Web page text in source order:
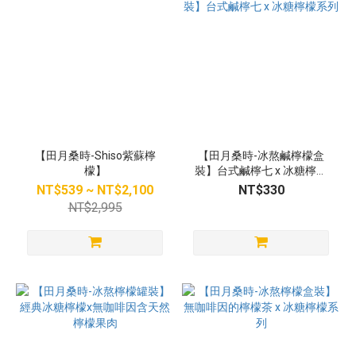
【田月桑時-Shiso紫蘇檸
檬】
NT$539 ~ NT$2,100
NT$2,995
【田月桑時-冰熬鹹檸檬盒
裝】台式鹹檸七 x 冰糖檸檬
系列
NT$330